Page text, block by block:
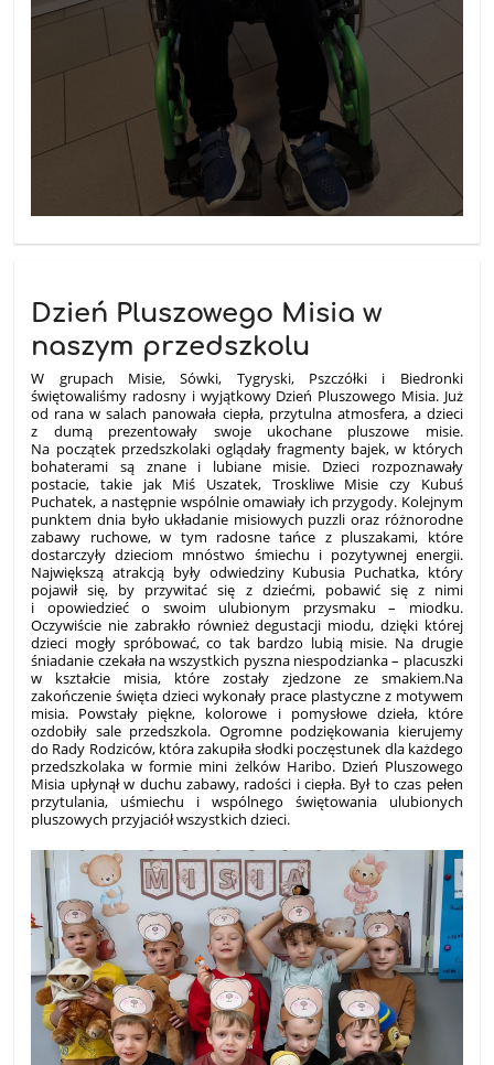
Dzień Pluszowego Misia w
naszym przedszkolu
W grupach Misie, Sówki, Tygryski, Pszczółki i Biedronki
świętowaliśmy radosny i wyjątkowy Dzień Pluszowego Misia. Już
od rana w salach panowała ciepła, przytulna atmosfera, a dzieci
z dumą prezentowały swoje ukochane pluszowe misie.
Na początek przedszkolaki oglądały fragmenty bajek, w których
bohaterami są znane i lubiane misie. Dzieci rozpoznawały
postacie, takie jak Miś Uszatek, Troskliwe Misie czy Kubuś
Puchatek, a następnie wspólnie omawiały ich przygody. Kolejnym
punktem dnia było układanie misiowych puzzli oraz różnorodne
zabawy ruchowe, w tym radosne tańce z pluszakami, które
dostarczyły dzieciom mnóstwo śmiechu i pozytywnej energii.
Największą atrakcją były odwiedziny Kubusia Puchatka, który
pojawił się, by przywitać się z dziećmi, pobawić się z nimi
i opowiedzieć o swoim ulubionym przysmaku – miodku.
Oczywiście nie zabrakło również degustacji miodu, dzięki której
dzieci mogły spróbować, co tak bardzo lubią misie. Na drugie
śniadanie czekała na wszystkich pyszna niespodzianka – placuszki
w kształcie misia, które zostały zjedzone ze smakiem.Na
zakończenie święta dzieci wykonały prace plastyczne z motywem
misia. Powstały piękne, kolorowe i pomysłowe dzieła, które
ozdobiły sale przedszkola. Ogromne podziękowania kierujemy
do Rady Rodziców, która zakupiła słodki poczęstunek dla każdego
przedszkolaka w formie mini żelków Haribo. Dzień Pluszowego
Misia upłynął w duchu zabawy, radości i ciepła. Był to czas pełen
przytulania, uśmiechu i wspólnego świętowania ulubionych
pluszowych przyjaciół wszystkich dzieci.